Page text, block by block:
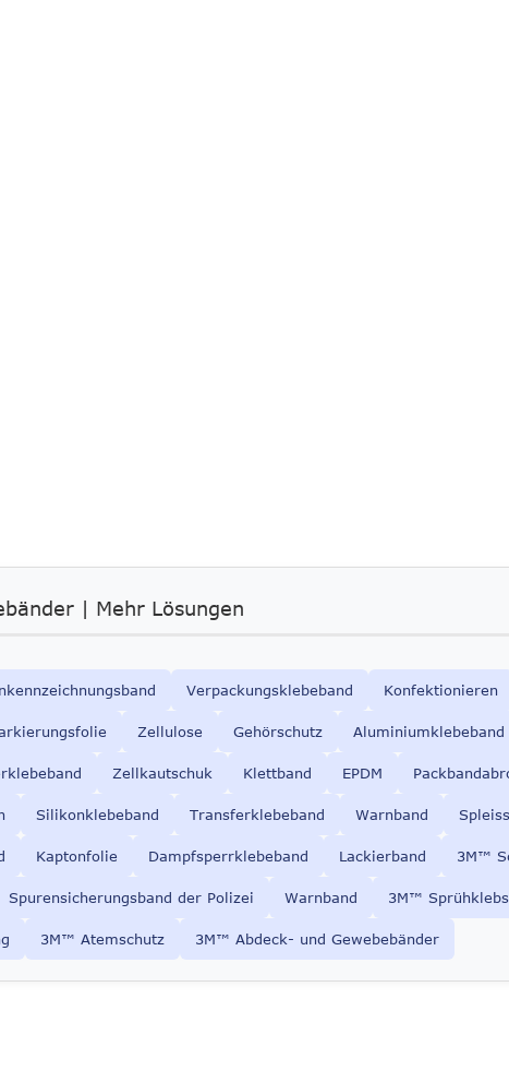
| Mehr Lösungen
Verpackungsklebeband Konfektionieren
Zellulose Gehörschutz Aluminiumklebeband
Zellkautschuk Klettband EPDM
Silikonklebeband Transferklebeband Warnband
Kaptonfolie Dampfsperrklebeband Lackierband 3M™
Spurensicherungsband der Polizei Warnband 3M™
3M™ Atemschutz 3M™ Abdeck- und Gewebebänder